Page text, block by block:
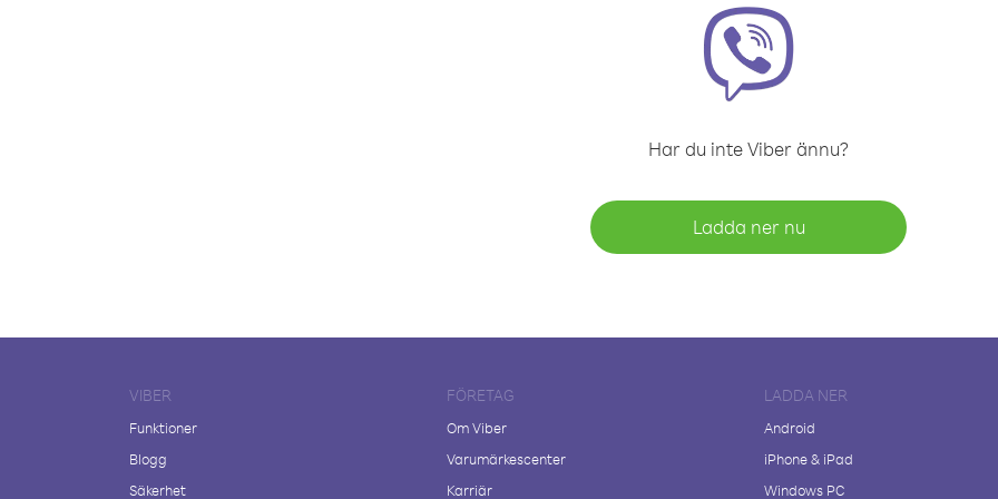
Har du inte Viber ännu?
Ladda ner nu
VIBER
Funktioner
Blogg
Säkerhet
FÖRETAG
Om Viber
Varumärkescenter
Karriär
LADDA NER
Android
iPhone & iPad
Windows PC